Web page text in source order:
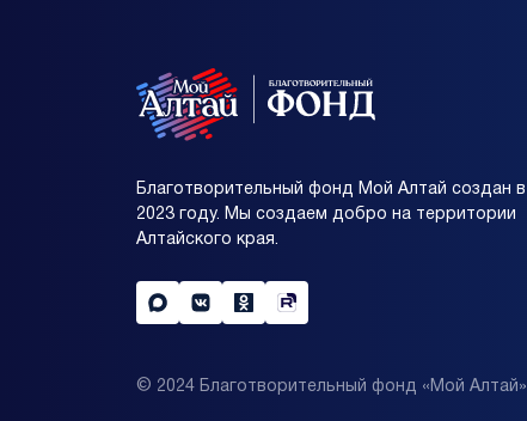
Благотворительный фонд Мой Алтай создан в
2023 году. Мы создаем добро на территории
Алтайского края.
© 2024 Благотворительный фонд «Мой Алтай»